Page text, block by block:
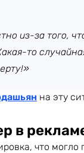
из-за того,
то
на эту
в
что